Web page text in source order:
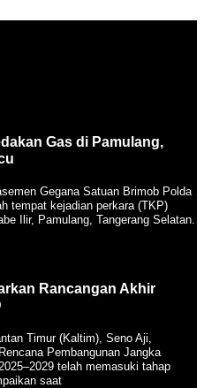
Gas di Pamulang,
Gegana Satuan Brimob Polda
tempat kejadian perkara (TKP)
Ilir, Pamulang, Tangerang Selatan.
Rancangan Akhir
Timur (Kaltim), Seno Aji,
Pembangunan Jangka
telah memasuki tahap
saat